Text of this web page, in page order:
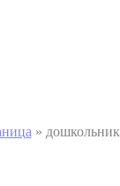
» дошкольник